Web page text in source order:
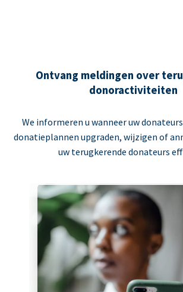
Ontvang meldingen over
donoractiviteiten
We informeren u wanneer uw
donatieplannen upgraden, wijzigen of
uw terugkerende donateurs